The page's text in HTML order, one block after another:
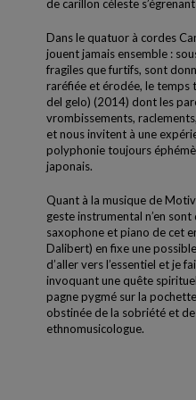
de carillon céleste
Dans le quatuor à cordes
jouent jamais ensemble :
fragiles que furtifs, sont
raréfiée et érodée, le temps
del gelo) (2014) dont les
vrombissements,
et nous invitent à une
polyphonie toujours
japonais.
Quant à la musique de
geste instrumental n’en
saxophone et piano de cet
Dalibert) en fixe une possible
d’aller vers l’essentiel et je
invoquant une quête
pagne pygmé sur la
obstinée de la sobriété et
ethnomusicologue.